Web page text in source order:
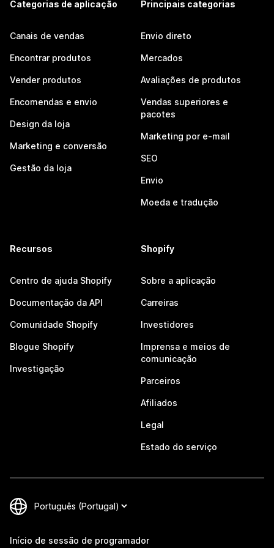
Categorias de aplicação
Canais de vendas
Encontrar produtos
Vender produtos
Encomendas e envio
Design da loja
Marketing e conversão
Gestão da loja
Principais categorias
Envio direto
Mercados
Avaliações de produtos
Vendas superiores e
pacotes
Marketing por e-mail
SEO
Envio
Moeda e tradução
Recursos
Centro de ajuda Shopify
Documentação da API
Comunidade Shopify
Blogue Shopify
Investigação
Shopify
Sobre a aplicação
Carreiras
Investidores
Imprensa e meios de
comunicação
Parceiros
Afiliados
Legal
Estado do serviço
Início de sessão de programador